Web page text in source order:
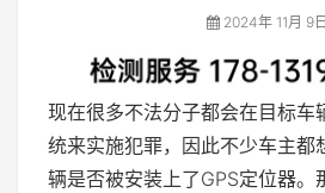
2024年 11月 9日
现在很多不法分子都会在目标车
统来实施犯罪，因此不少车主都
辆是否被安装上了GPS定位器。